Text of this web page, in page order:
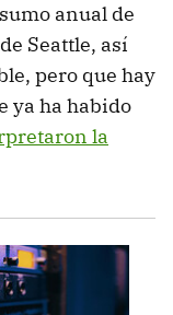
anual de
Seattle, así
pero que hay
ya ha habido
la